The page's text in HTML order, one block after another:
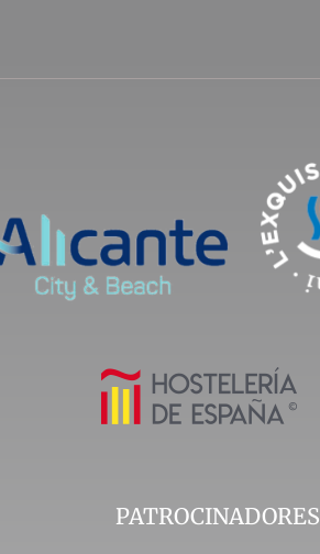
PATROCINADORES